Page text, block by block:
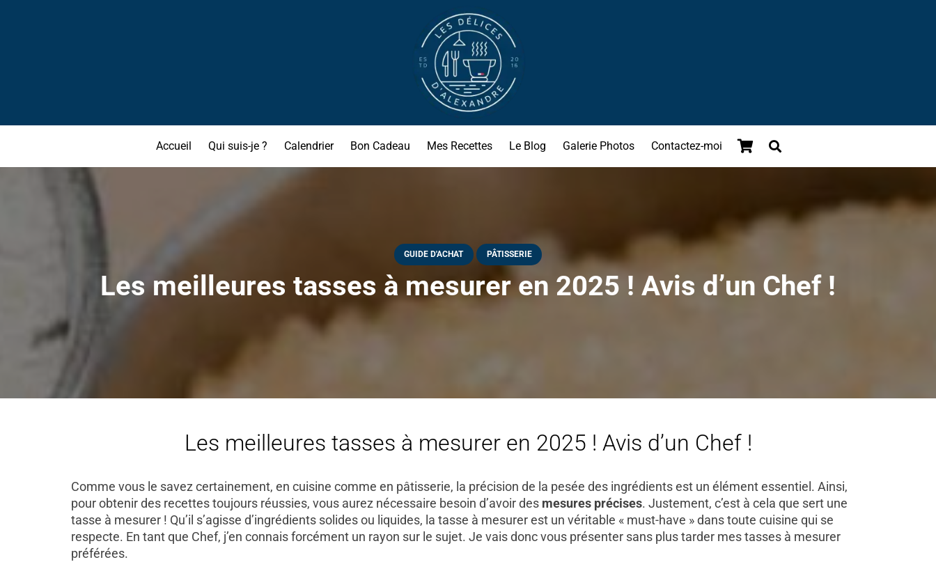
Accueil Qui suis-je ? Calendrier Bon Cadeau Mes Recettes Le Blog Galerie Photos Contactez-moi
GUIDE D'ACHAT PÂTISSERIE
Les meilleures tasses à mesurer en 2025 ! Avis d’un Chef !
Les meilleures tasses à mesurer en 2025 ! Avis d’un Chef !
Comme vous le savez certainement, en cuisine comme en pâtisserie, la précision de la pesée des ingrédients est un élément essentiel. Ainsi,
pour obtenir des recettes toujours réussies, vous aurez nécessaire besoin d’avoir des mesures précises. Justement, c’est à cela que sert une
tasse à mesurer ! Qu’il s’agisse d’ingrédients solides ou liquides, la tasse à mesurer est un véritable « must-have » dans toute cuisine qui se
respecte. En tant que Chef, j’en connais forcément un rayon sur le sujet. Je vais donc vous présenter sans plus tarder mes tasses à mesurer
préférées.